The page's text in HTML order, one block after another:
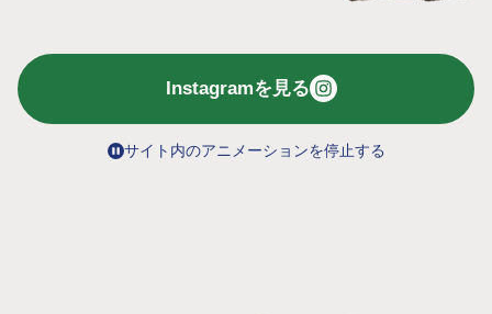
Instagramを見る
サイト内のアニメーションを停止する